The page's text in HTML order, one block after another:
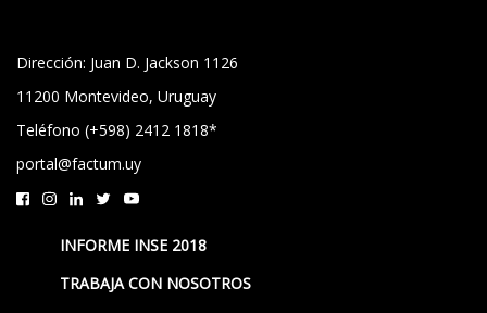
Dirección: Juan D. Jackson 1126
11200 Montevideo, Uruguay
Teléfono (+598) 2412 1818*
portal@factum.uy
INFORME INSE 2018
TRABAJA CON NOSOTROS